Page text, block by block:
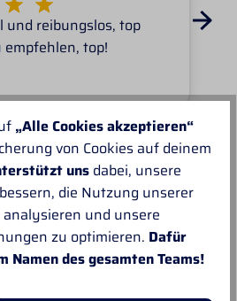
und reibungslos, top
empfehlen, top!
„Alle Cookies akzeptieren“
von Cookies auf deinem
unsdabei, unsere
die Nutzung unserer
und unsere
zu optimieren. Dafür
Namen des gesamten Teams!